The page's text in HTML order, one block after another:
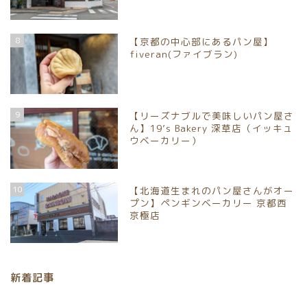
8
【京都の中心部にあるパン屋】
fiveran(ファイブラン)
9
【リーズナブルで美味しいパン屋さ
ん】19’s Bakery 深草店（イッキュ
ウベーカリー）
10
【北海道生まれのパン屋さんがオー
プン】ペンギンベーカリー 京都西
京極店
新着記事
パンイベント情報